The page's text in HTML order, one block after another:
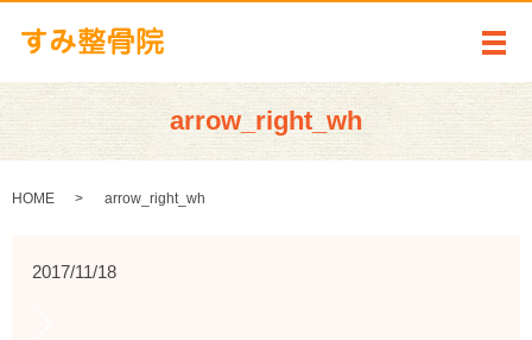
メ
arrow_right_wh
HOME arrow_right_wh
2017/11/18